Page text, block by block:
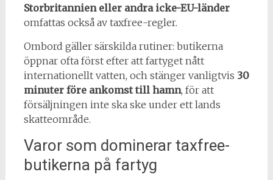
Storbritannien eller andra icke-EU-länder
omfattas också av taxfree-regler.
Ombord gäller särskilda rutiner: butikerna
öppnar ofta först efter att fartyget nått
internationellt vatten, och stänger vanligtvis 30
minuter före ankomst till hamn, för att
försäljningen inte ska ske under ett lands
skatteområde.
Varor som dominerar taxfree-
butikerna på fartyg